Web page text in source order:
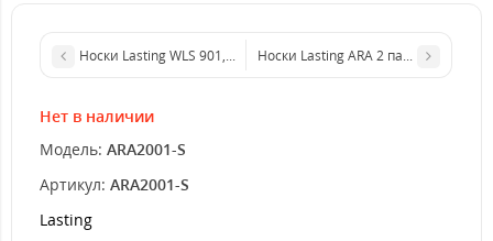
Носки Lasting WLS 901, wool+polypropylene, черный, размер XL
Носки Lasting ARA 2 пары 001,
Нет в наличии
Модель: ARA2001-S
Артикул: ARA2001-S
Lasting